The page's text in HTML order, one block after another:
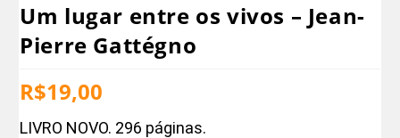
Um lugar entre os vivos – Jean-
Pierre Gattégno
R$19,00
LIVRO NOVO. 296 páginas.